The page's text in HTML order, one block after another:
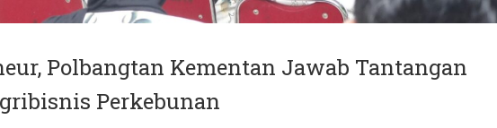
Polbangtan Kementan Jawab Tantangan
Perkebunan